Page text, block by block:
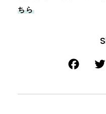
ちら